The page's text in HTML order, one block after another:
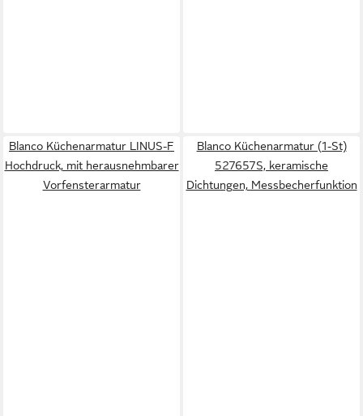
Blanco Küchenarmatur LINUS-F
Hochdruck, mit herausnehmbarer
Vorfensterarmatur
Blanco Küchenarmatur (1-St)
527657S, keramische
Dichtungen, Messbecherfunktion